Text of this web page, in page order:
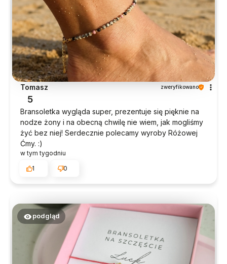
Tomasz zweryfikowano
5
Bransoletka wygląda super, prezentuje się pięknie na
nodze żony i na obecną chwilę nie wiem, jak mogliśmy
żyć bez niej! Serdecznie polecamy wyroby Różowej
Ćmy. :)
w tym tygodniu
1
0
podgląd